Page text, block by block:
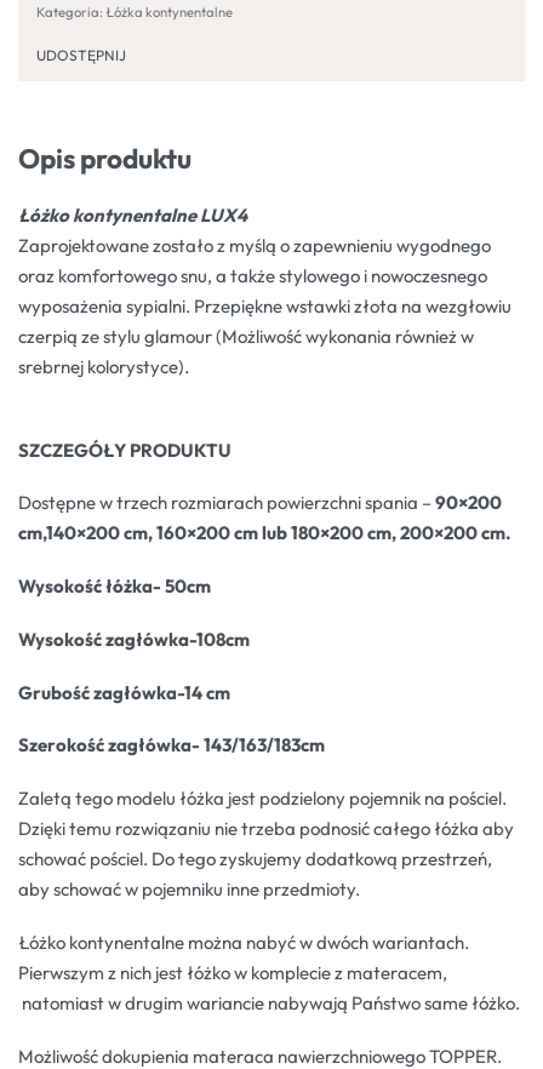
Kategoria: Łóżka kontynentalne
UDOSTĘPNIJ
Opis produktu
Łóżko kontynentalne LUX4
Zaprojektowane zostało z myślą o zapewnieniu wygodnego
oraz komfortowego snu, a także stylowego i nowoczesnego
wyposażenia sypialni. Przepiękne wstawki złota na wezgłowiu
czerpią ze stylu glamour (Możliwość wykonania również w
srebrnej kolorystyce).
SZCZEGÓŁY PRODUKTU
Dostępne w trzech rozmiarach powierzchni spania –90×200
cm,140×200 cm, 160×200 cm lub 180×200 cm, 200×200 cm.
Wysokość łóżka- 50cm
Wysokość zagłówka-108cm
Grubość zagłówka-14 cm
Szerokość zagłówka- 143/163/183cm
Zaletą tego modelu łóżka jest podzielony pojemnik na pościel.
Dzięki temu rozwiązaniu nie trzeba podnosić całego łóżka aby
schować pościel. Do tego zyskujemy dodatkową przestrzeń,
aby schować w pojemniku inne przedmioty.
Łóżko kontynentalne można nabyć w dwóch wariantach.
Pierwszym z nich jest łóżko w komplecie z materacem,
natomiast w drugim wariancie nabywają Państwo same łóżko.
Możliwość dokupienia materaca nawierzchniowego TOPPER.